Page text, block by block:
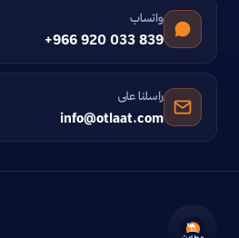
واتساب
+966 920 033 839
راسلنا على
info@otlaat.com